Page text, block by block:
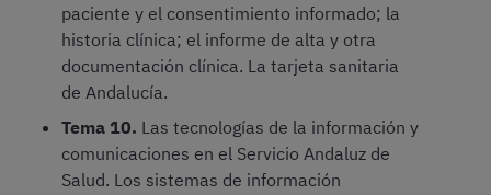
paciente y el consentimiento informado; la
historia clínica; el informe de alta y otra
documentación clínica. La tarjeta sanitaria
de Andalucía.
Tema 10. Las tecnologías de la información y
comunicaciones en el Servicio Andaluz de
Salud. Los sistemas de información